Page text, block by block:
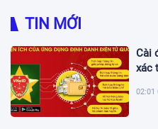
TIN MỚI
Cài
xác
02:01